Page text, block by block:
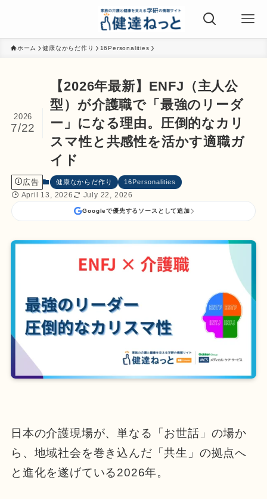
ホーム 健康なからだ作り 16Personalities
【2026年最新】ENFJ（主人公
型）が介護職で「最強のリーダ
ー」になる理由。圧倒的なカリ
スマ性と共感性を活かす適職ガ
イド
2026
7/22
広告 健康なからだ作り 16Personalities
April 13, 2026 July 22, 2026
Googleで優先するソースとして追加
日本の介護現場が、単なる「お世話」の場か
ら、地域社会を巻き込んだ「共生」の拠点へ
と進化を遂げている2026年。